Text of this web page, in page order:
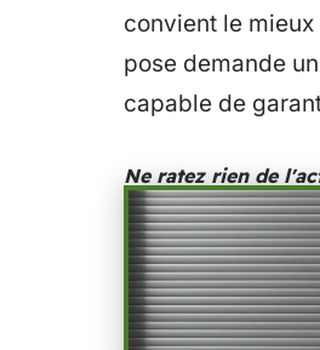
convient le mieux
pose demande
capable de
Ne ratez rien de